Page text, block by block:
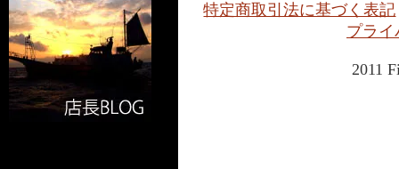
特定商取引法に基づく表記
プラ
2011